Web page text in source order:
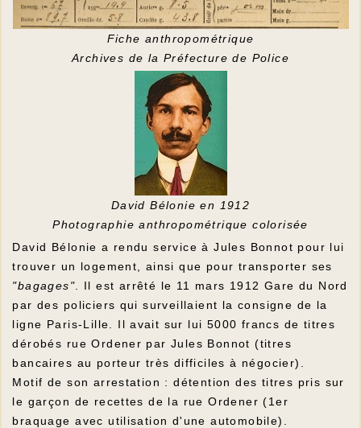
Fiche anthropométrique
Archives de la Préfecture de Police
David Bélonie en 1912
Photographie anthropométrique colorisée
David Bélonie a rendu service à Jules Bonnot pour lui
trouver un logement, ainsi que pour transporter ses
"bagages" . Il est arrêté le 11 mars 1912 Gare du Nord
par des policiers qui surveillaient la consigne de la
ligne Paris-Lille. Il avait sur lui 5000 francs de titres
dérobés rue Ordener par Jules Bonnot (titres
bancaires au porteur très difficiles à négocier).
Motif de son arrestation : détention des titres pris sur
le garçon de recettes de la rue Ordener (1er
braquage avec utilisation d'une automobile).